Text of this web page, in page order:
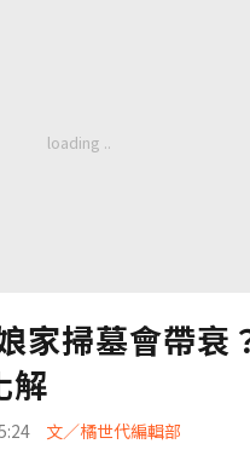
家掃墓會帶衰
解
文／橘世代編輯部